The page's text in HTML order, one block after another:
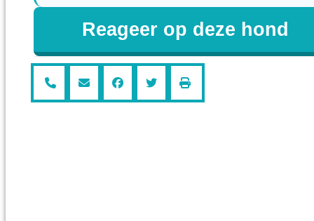
Reageer op deze hond